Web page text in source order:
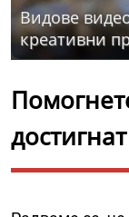
Видове
креативни